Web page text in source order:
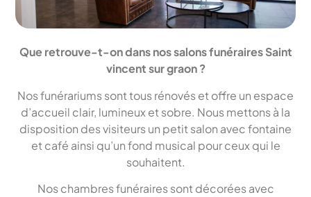
Que retrouve-t-on dans nos salons funéraires Saint
vincent sur graon ?
Nos funérariums sont tous rénovés et offre un espace
d’accueil clair, lumineux et sobre. Nous mettons à la
disposition des visiteurs un petit salon avec fontaine
et café ainsi qu’un fond musical pour ceux qui le
souhaitent.
Nos chambres funéraires sont décorées avec